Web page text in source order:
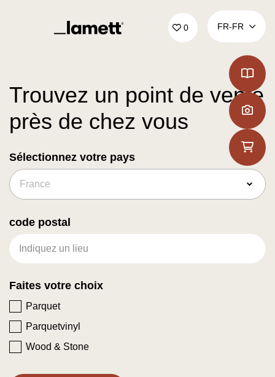
Retour à la page d'accueil 0 FR‑FR
Trouvez un point de vente
près de chez vous
Sélectionnez votre pays
code postal
Faites votre choix
Parquet
Parquetvinyl
Wood & Stone